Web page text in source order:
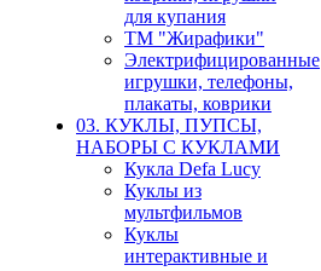
для купания
ТМ "Жирафики"
Электрифицированные
игрушки, телефоны,
плакаты, коврики
03. КУКЛЫ, ПУПСЫ,
НАБОРЫ С КУКЛАМИ
Кукла Defa Lucy
Куклы из
мультфильмов
Куклы
интерактивные и